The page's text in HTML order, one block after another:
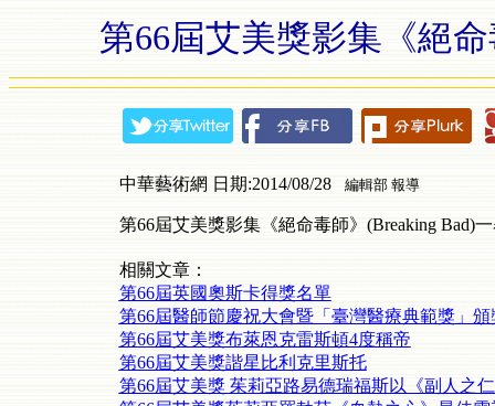
第66屆艾美獎影集《絕
中華藝術網 日期:2014/08/28 編輯部 報導
第66屆艾美獎影集《絕命毒師》(Breaking Bad)
相關文章：
第66屆英國奧斯卡得獎名單
第66屆醫師節慶祝大會暨「臺灣醫療典範獎」頒
第66屆艾美獎布萊恩克雷斯頓4度稱帝
第66屆艾美獎諧星比利克里斯托
第66屆艾美獎 茱莉亞路易德瑞福斯以《副人之